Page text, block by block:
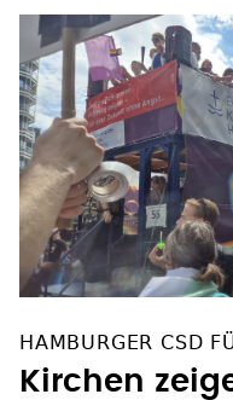
HAMBURGER CSD
Kirchen